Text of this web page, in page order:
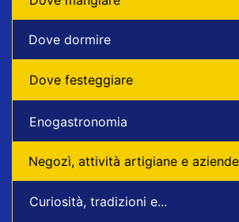
Dove dormire
Dove festeggiare
Enogastronomia
Negozì, attività artigiane e aziende
Curiosità, tradizioni e...